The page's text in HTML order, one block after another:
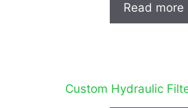
Read more
Custom Hydraulic